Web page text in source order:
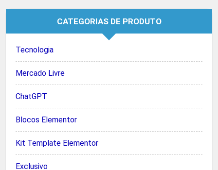
CATEGORIAS DE PRODUTO
Tecnologia
Mercado Livre
ChatGPT
Blocos Elementor
Kit Template Elementor
Exclusivo